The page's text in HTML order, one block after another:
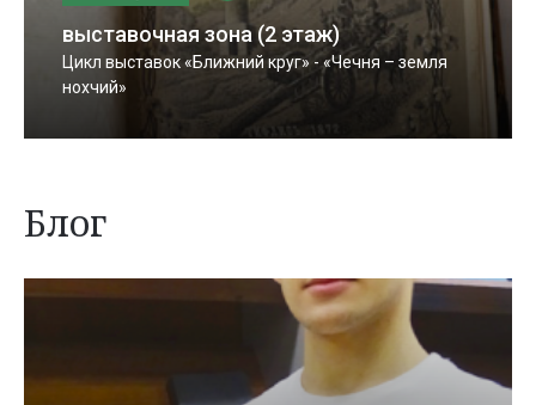
выставочная зона (2 этаж)
Цикл выставок «Ближний круг» - «Чечня – земля
нохчий»
Блог